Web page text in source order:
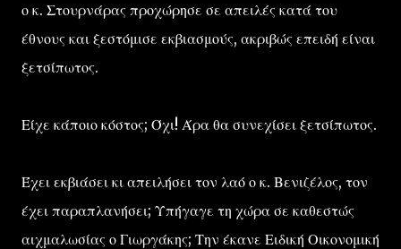
ο κ. Στουρνάρας προχώρησε σε απειλές κατά του
έθνους και ξεστόμισε εκβιασμούς, ακριβώς επειδή είναι
ξετσίπωτος.
Είχε κάποιο κόστος; Όχι! Άρα θα συνεχίσει ξετσίπωτος.
Έχει εκβιάσει κι απειλήσει τον λαό ο κ. Βενιζέλος, τον
έχει παραπλανήσει; Υπήγαγε τη χώρα σε καθεστώς
αιχμαλωσίας ο Γιωργάκης; Την έκανε Ειδική Οικονομική